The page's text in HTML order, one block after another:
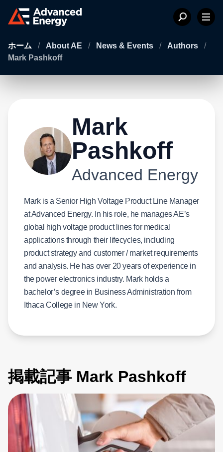
ホーム / About AE / News & Events / Authors
/
Mark Pashkoff
Mark
Pashkoff
Advanced Energy
Mark is a Senior High Voltage Product Line Manager
at Advanced Energy. In his role, he manages AE’s
global high voltage product lines for medical
applications through their lifecycles, including
product strategy and customer / market requirements
and analysis. He has over 20 years of experience in
the power electronics industry. Mark holds a
bachelor’s degree in Business Administration from
Ithaca College in New York.
掲載記事 Mark Pashkoff